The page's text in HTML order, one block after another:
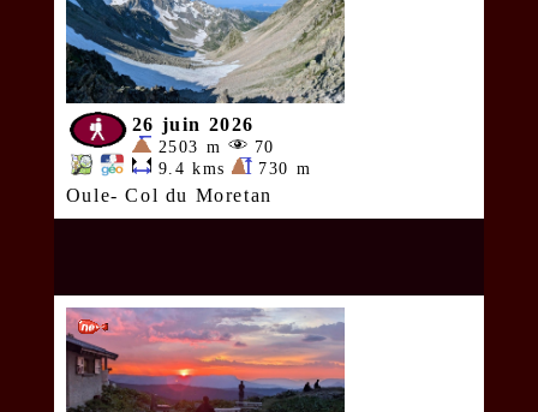
26 juin 2026
2503 m
70
9.4 kms
730 m
Oule- Col du Moretan